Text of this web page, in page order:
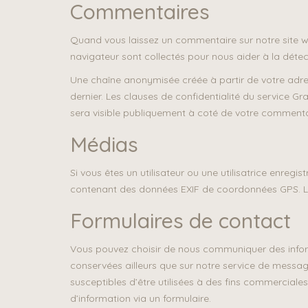
Commentaires
Quand vous laissez un commentaire sur notre site
navigateur sont collectés pour nous aider à la
Une chaîne anonymisée créée à partir de votre
dernier. Les clauses de confidentialité du service
sera visible publiquement à coté de votre
Médias
Si vous êtes un utilisateur ou une utilisatrice
contenant des données EXIF de coordonnées
Formulaires de contact
Vous pouvez choisir de nous communiquer des
conservées ailleurs que sur notre service de
susceptibles d’être utilisées à des fins
d’information via un formulaire.